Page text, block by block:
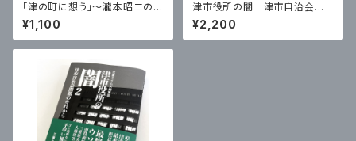
「津の町に想う」〜瀧本昭二の
日々想々
¥1,100
津市役所の闇 津市自治会問
題 元相生町自治会長 田邊
哲司の証言
¥2,200